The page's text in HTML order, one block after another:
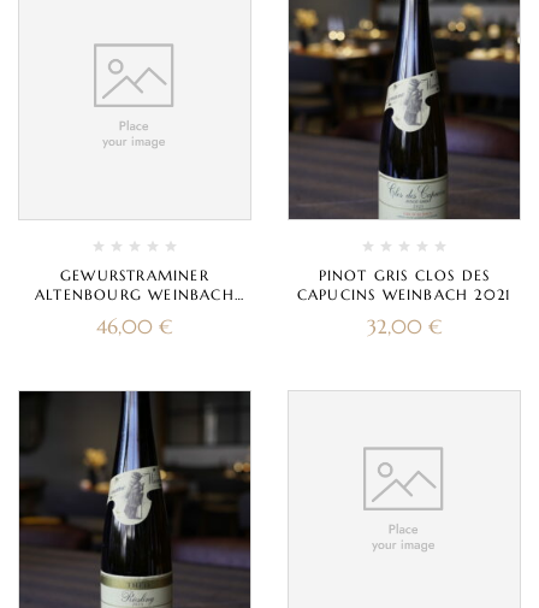
GEWURSTRAMINER
ALTENBOURG WEINBACH
2021
46,00 €
PINOT GRIS CLOS DES
CAPUCINS WEINBACH 2021
32,00 €